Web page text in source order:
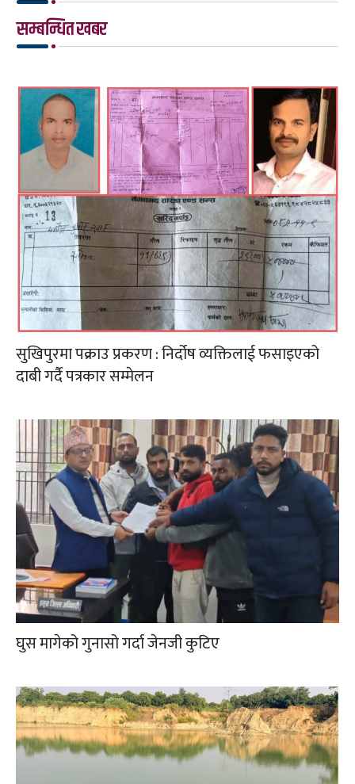
सम्बन्धित खबर
सुखिपुरमा पक्राउ प्रकरण : निर्दोष व्यक्तिलाई फसाइएको
दाबी गर्दै पत्रकार सम्मेलन
घुस मागेको गुनासो गर्दा जेनजी कुटिए